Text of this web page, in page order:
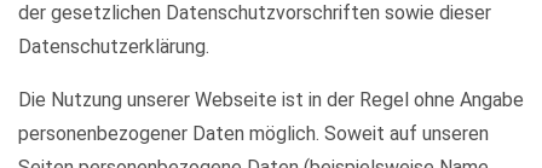
der gesetzlichen Datenschutzvorschriften sowie dieser
Datenschutzerklärung.
Die Nutzung unserer Webseite ist in der Regel ohne Angabe
personenbezogener Daten möglich. Soweit auf unseren